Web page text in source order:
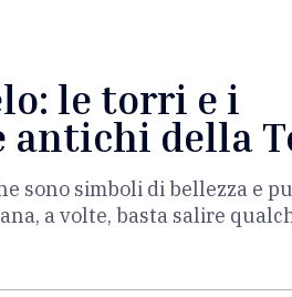
le torri e i
della
sono simboli di bellezza e
a volte, basta salire